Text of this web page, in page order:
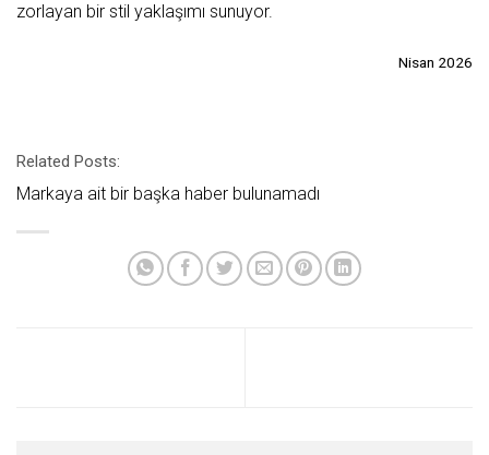
zorlayan bir stil yaklaşımı sunuyor.
Nisan 2026
Related Posts:
Markaya ait bir başka haber bulunamadı